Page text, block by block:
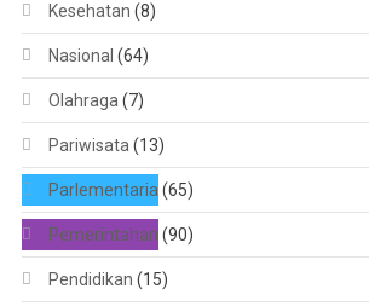
Kesehatan (8)
Nasional (64)
Olahraga (7)
Pariwisata (13)
Parlementaria (65)
Pemerintahan (90)
Pendidikan (15)